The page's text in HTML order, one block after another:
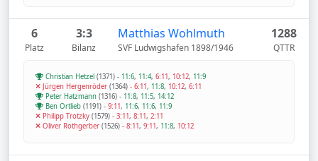
6
Platz
3:3
Bilanz
Matthias Wohlmuth
SVF Ludwigshafen 1898/1946
1288
QTTR
Christian Hetzel (1371) - 11:6, 11:4, 6:11, 10:12, 11:9
Jürgen Hergenröder (1364) - 6:11, 11:8, 10:12, 6:11
Peter Hatzmann (1316) - 11:8, 11:5, 14:12
Ben Ortlieb (1191) - 9:11, 11:6, 11:6, 11:9
Philipp Trotzky (1579) - 3:11, 8:11, 2:11
Oliver Rothgerber (1526) - 8:11, 9:11, 11:8, 10:12